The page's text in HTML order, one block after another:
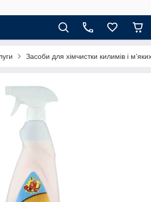
Засоби для хімчистки килимів і